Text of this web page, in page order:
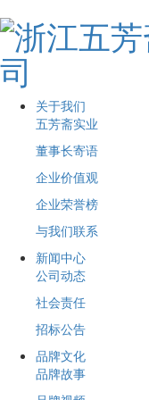
关于我们
五芳斋实业
董事长寄语
企业价值观
企业荣誉榜
与我们联系
新闻中心
公司动态
社会责任
招标公告
品牌文化
品牌故事